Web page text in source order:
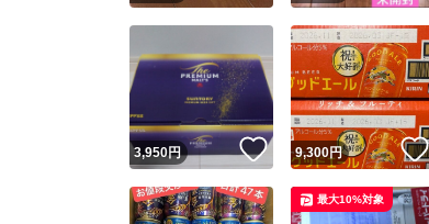
3,950円 いいね！
9,300円
最大10%対象